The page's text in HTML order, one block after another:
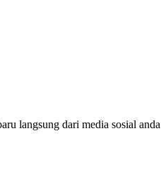
langsung dari media sosial anda